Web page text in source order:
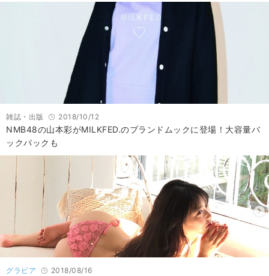
雑誌・出版 2018/10/12
NMB48の山本彩がMILKFED.のブランドムックに登場！大容量バ
ックパックも
グラビア 2018/08/16